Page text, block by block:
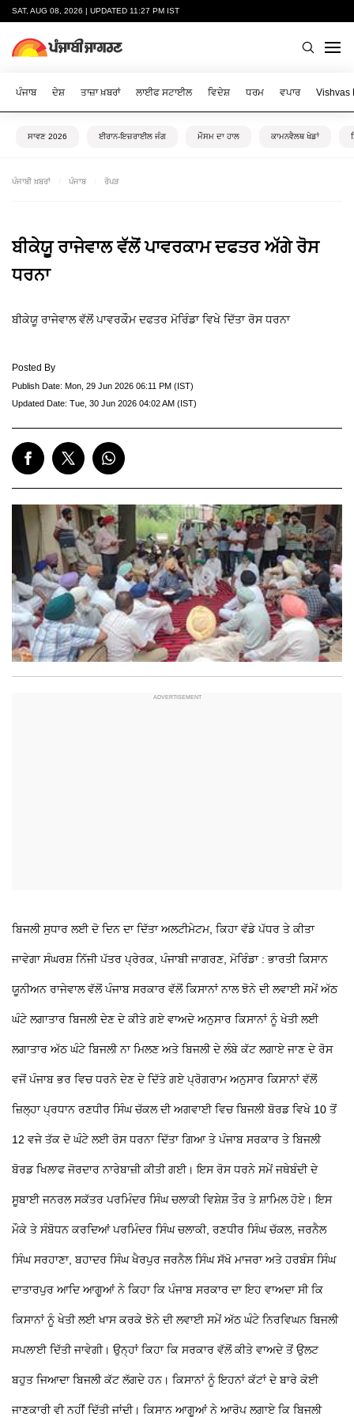
SAT, AUG 08, 2026 | UPDATED 11:27 PM IST
ਪੰਜਾਬ ਦੇਸ਼ ਤਾਜ਼ਾ ਖ਼ਬਰਾਂ ਲਾਈਫ ਸਟਾਈਲ ਵਿਦੇਸ਼ ਧਰਮ ਵਪਾਰ Vishvas
ਸਾਵਣ 2026 ਈਰਾਨ-ਇਜ਼ਰਾਈਲ ਜੰਗ ਮੌਸਮ ਦਾ ਹਾਲ ਕਾਮਨਵੈਲਥ ਖੇਡਾਂ
ਪੰਜਾਬੀ ਖ਼ਬਰਾਂ ਪੰਜਾਬ ਰੋਪੜ
ਬੀਕੇਯੂ ਰਾਜੇਵਾਲ ਵੱਲੋਂ ਪਾਵਰਕਾਮ ਦਫਤਰ ਅੱਗੇ ਰੋਸ
ਧਰਨਾ
ਬੀਕੇਯੂ ਰਾਜੇਵਾਲ ਵੱਲੋਂ ਪਾਵਰਕੌਮ ਦਫਤਰ ਮੋਰਿੰਡਾ ਵਿਖੇ ਦਿੱਤਾ ਰੋਸ ਧਰਨਾ
Posted By
Publish Date: Mon, 29 Jun 2026 06:11 PM (IST)
Updated Date: Tue, 30 Jun 2026 04:02 AM (IST)
ਬਿਜਲੀ ਸੁਧਾਰ ਲਈ ਦੋ ਦਿਨ ਦਾ ਦਿੱਤਾ ਅਲਟੀਮੇਟਮ, ਕਿਹਾ ਵੱਡੇ ਪੱਧਰ ਤੇ ਕੀਤਾ
ਜਾਵੇਗਾ ਸੰਘਰਸ਼ਨਿੱਜੀ ਪੱਤਰ ਪ੍ਰੇਰਕ, ਪੰਜਾਬੀ ਜਾਗਰਣ, ਮੋਰਿੰਡਾ : ਭਾਰਤੀ ਕਿਸਾਨ
ਯੂਨੀਅਨ ਰਾਜੇਵਾਲ ਵੱਲੋਂ ਪੰਜਾਬ ਸਰਕਾਰ ਵੱਲੋਂ ਕਿਸਾਨਾਂ ਨਾਲ ਝੋਨੇ ਦੀ ਲਵਾਈ ਸਮੇਂ ਅੱਠ
ਘੰਟੇ ਲਗਾਤਾਰ ਬਿਜਲੀ ਦੇਣ ਦੇ ਕੀਤੇ ਗਏ ਵਾਅਦੇ ਅਨੁਸਾਰ ਕਿਸਾਨਾਂ ਨੂੰ ਖੇਤੀ ਲਈ
ਲਗਾਤਾਰ ਅੱਠ ਘੰਟੇ ਬਿਜਲੀ ਨਾ ਮਿਲਣ ਅਤੇ ਬਿਜਲੀ ਦੇ ਲੰਬੇ ਕੱਟ ਲਗਾਏ ਜਾਣ ਦੇ ਰੋਸ
ਵਜੋਂ ਪੰਜਾਬ ਭਰ ਵਿਚ ਧਰਨੇ ਦੇਣ ਦੇ ਦਿੱਤੇ ਗਏ ਪ੍ਰੋਗਰਾਮ ਅਨੁਸਾਰ ਕਿਸਾਨਾਂ ਵੱਲੋਂ
ਜ਼ਿਲ੍ਹਾ ਪ੍ਰਧਾਨ ਰਣਧੀਰ ਸਿੰਘ ਚੱਕਲ ਦੀ ਅਗਵਾਈ ਵਿਚ ਬਿਜਲੀ ਬੋਰਡ ਵਿਖੇ 10 ਤੋਂ
12 ਵਜੇ ਤੱਕ ਦੋ ਘੰਟੇ ਲਈ ਰੋਸ ਧਰਨਾ ਦਿੱਤਾ ਗਿਆ ਤੇ ਪੰਜਾਬ ਸਰਕਾਰ ਤੇ ਬਿਜਲੀ
ਬੋਰਡ ਖਿਲਾਫ ਜੋਰਦਾਰ ਨਾਰੇਬਾਜ਼ੀ ਕੀਤੀ ਗਈ। ਇਸ ਰੋਸ ਧਰਨੇ ਸਮੇਂ ਜਥੇਬੰਦੀ ਦੇ
ਸੂਬਾਈ ਜਨਰਲ ਸਕੱਤਰ ਪਰਮਿੰਦਰ ਸਿੰਘ ਚਲਾਕੀ ਵਿਸ਼ੇਸ਼ ਤੌਰ ਤੇ ਸ਼ਾਮਿਲ ਹੋਏ। ਇਸ
ਮੌਕੇ ਤੇ ਸੰਬੋਧਨ ਕਰਦਿਆਂ ਪਰਮਿੰਦਰ ਸਿੰਘ ਚਲਾਕੀ, ਰਣਧੀਰ ਸਿੰਘ ਚੱਕਲ, ਜਰਨੈਲ
ਸਿੰਘ ਸਰਹਾਣਾ, ਬਹਾਦਰ ਸਿੰਘ ਖੈਰਪੁਰ ਜਰਨੈਲ ਸਿੰਘ ਸੱਖੋ ਮਾਜਰਾ ਅਤੇ ਹਰਬੰਸ ਸਿੰਘ
ਦਾਤਾਰਪੁਰ ਆਦਿ ਆਗੂਆਂ ਨੇ ਕਿਹਾ ਕਿ ਪੰਜਾਬ ਸਰਕਾਰ ਦਾ ਇਹ ਵਾਅਦਾ ਸੀ ਕਿ
ਕਿਸਾਨਾਂ ਨੂੰ ਖੇਤੀ ਲਈ ਖਾਸ ਕਰਕੇ ਝੋਨੇ ਦੀ ਲਵਾਈ ਸਮੇਂ ਅੱਠ ਘੰਟੇ ਨਿਰਵਿਘਨ ਬਿਜਲੀ
ਸਪਲਾਈ ਦਿੱਤੀ ਜਾਵੇਗੀ। ਉਨ੍ਹਾਂ ਕਿਹਾ ਕਿ ਸਰਕਾਰ ਵੱਲੋਂ ਕੀਤੇ ਵਾਅਦੇ ਤੋਂ ਉਲਟ
ਬਹੁਤ ਜਿਆਦਾ ਬਿਜਲੀ ਕੱਟ ਲੱਗਦੇ ਹਨ। ਕਿਸਾਨਾਂ ਨੂੰ ਇਹਨਾਂ ਕੱਟਾਂ ਦੇ ਬਾਰੇ ਕੋਈ
ਜਾਣਕਾਰੀ ਵੀ ਨਹੀਂ ਦਿੱਤੀ ਜਾਂਦੀ। ਕਿਸਾਨ ਆਗੂਆਂ ਨੇ ਆਰੋਪ ਲਗਾਏ ਕਿ ਬਿਜਲੀ